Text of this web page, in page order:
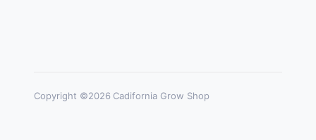
Copyright ©2026 Cadifornia Grow Shop